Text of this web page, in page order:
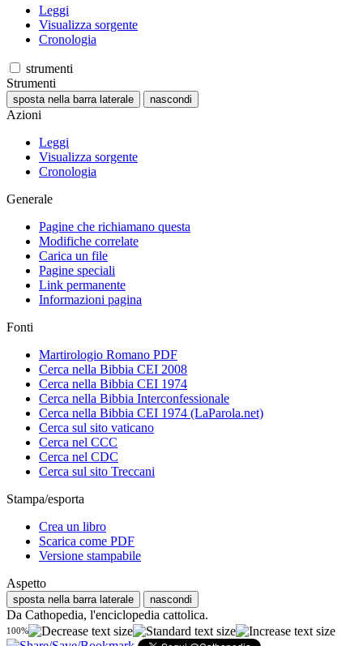
Leggi
Visualizza sorgente
Cronologia
strumenti
Strumenti
sposta nella barra laterale nascondi
Azioni
Leggi
Visualizza sorgente
Cronologia
Generale
Pagine che richiamano questa
Modifiche correlate
Carica un file
Pagine speciali
Link permanente
Informazioni pagina
Fonti
Martirologio Romano PDF
Cerca nella Bibbia CEI 2008
Cerca nella Bibbia CEI 1974
Cerca nella Bibbia Interconfessionale
Cerca nella Bibbia CEI 1974 (LaParola.net)
Cerca sul sito vaticano
Cerca nel CCC
Cerca nel CDC
Cerca sul sito Treccani
Stampa/esporta
Crea un libro
Scarica come PDF
Versione stampabile
Aspetto
sposta nella barra laterale nascondi
Da Cathopedia, l'enciclopedia cattolica.
100%